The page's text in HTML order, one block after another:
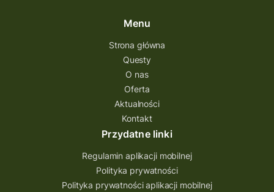
Menu
Strona główna
Questy
O nas
Oferta
Aktualności
Kontakt
Przydatne linki
Regulamin aplikacji mobilnej
Polityka prywatności
Polityka prywatności aplikacji mobilnej